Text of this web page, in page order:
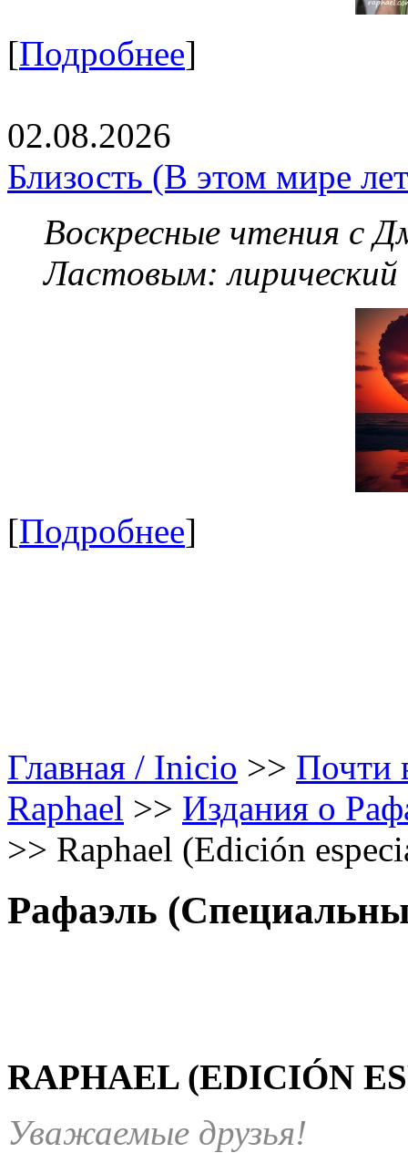
[Подробнее]
02.08.2026
Близость (В этом мире
Воскресные чтения с
Ластовым:
[Подробнее]
Главная / Inicio >> Почти
Raphael >> Издания о
>> Raphael (Edición
Рафаэль
RAPHAEL (EDICIÓN
Уважаемые друзья!